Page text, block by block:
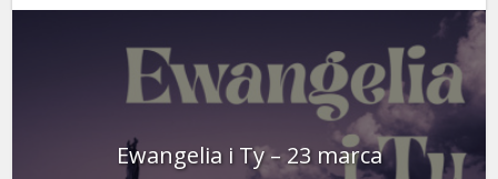
Ewangelia i Ty – 23 marca